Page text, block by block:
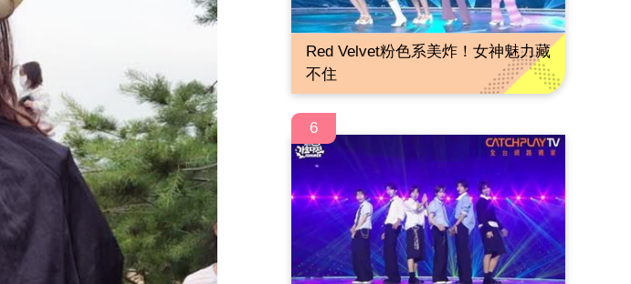
Red Velvet粉色系美炸！女神魅力藏
不住
6